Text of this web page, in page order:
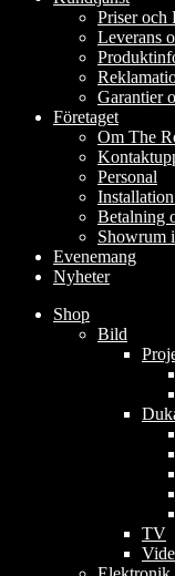
Priser och
Leverans
Garantier
Företaget
Om The
Personal
Betalning
Showrum
Evenemang
Nyheter
Shop
Bild
TV